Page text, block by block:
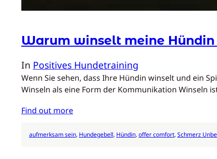
Warum winselt meine
In Positives Hundetraining
Wenn Sie sehen, dass Ihre Hündin winselt und ein
Winseln als eine Form der Kommunikation Winseln
Find out more
aufmerksam sein, Hundegebell, Hündin, offer comfort, Schmerz